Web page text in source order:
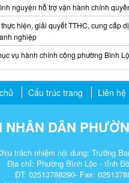
nguyện hỗ trợ vận hành chính
hiện, giải quyết TTHC, cung cấp
nghiệp
vụ hành chính công phường Bình
Cấu trúc trang Liên hệ
NHÂN DÂN
trách nhiệm nội dung: Trưởng
Địa chỉ: Phường Bình Lộc - tỉnh
ĐT: 02513788290- Fax: